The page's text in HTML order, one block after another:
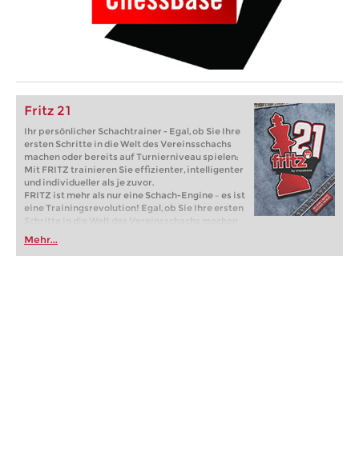
Fritz 21
Ihr persönlicher Schachtrainer - Egal, ob Sie Ihre
ersten Schritte in die Welt des Vereinsschachs
machen oder bereits auf Turnierniveau spielen:
Mit FRITZ trainieren Sie effizienter, intelligenter
und individueller als je zuvor.
FRITZ ist mehr als nur eine Schach-Engine – es ist
eine Trainingsrevolution! Egal, ob Sie Ihre ersten
Schritte in die Welt des Vereinsschachs machen
oder bereits auf Turnierniveau spielen: Mit
FRITZ trainieren Sie effizienter, intelligenter und
individueller als je zuvor.
Mehr...